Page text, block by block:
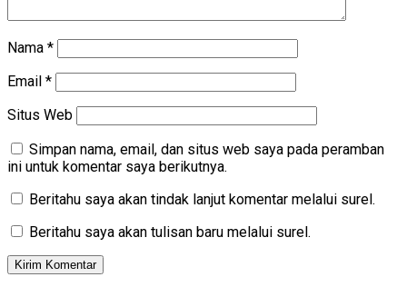
Nama *
Email *
Situs Web
Simpan nama, email, dan situs web saya pada peramban
ini untuk komentar saya berikutnya.
Beritahu saya akan tindak lanjut komentar melalui surel.
Beritahu saya akan tulisan baru melalui surel.